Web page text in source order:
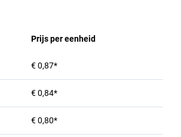
Prijs per eenheid
€ 0,87*
€ 0,84*
€ 0,80*